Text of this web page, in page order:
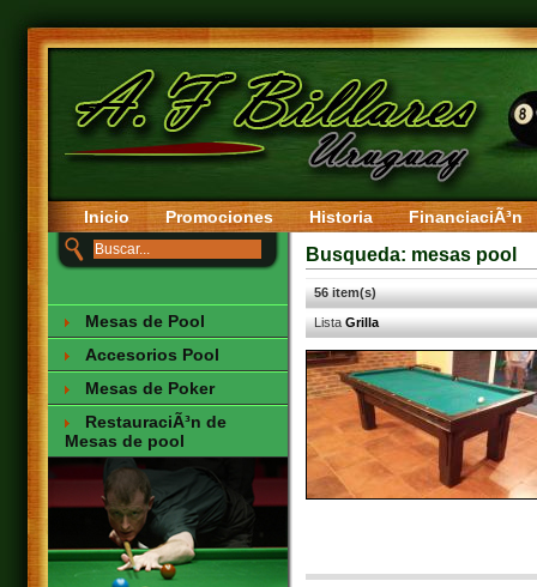
Inicio Promociones Historia FinanciaciÃ³n
Mesas de Pool
Accesorios Pool
Mesas de Poker
RestauraciÃ³n de
Mesas de pool
Busqueda: mesas pool
56 item(s)
ListaGrilla